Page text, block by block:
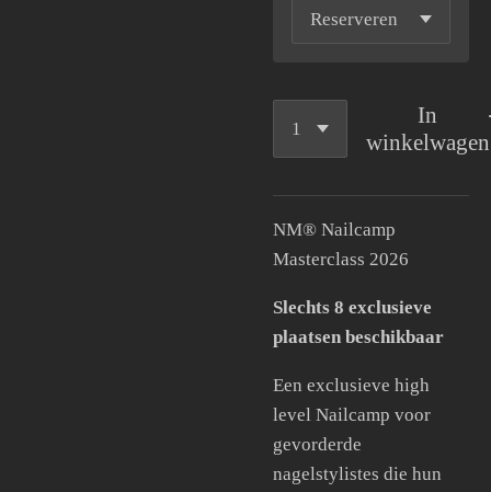
In
winkelwagen
NM® Nailcamp
Masterclass 2026
Slechts 8 exclusieve
plaatsen beschikbaar
Een exclusieve high
level Nailcamp voor
gevorderde
nagelstylistes die hun